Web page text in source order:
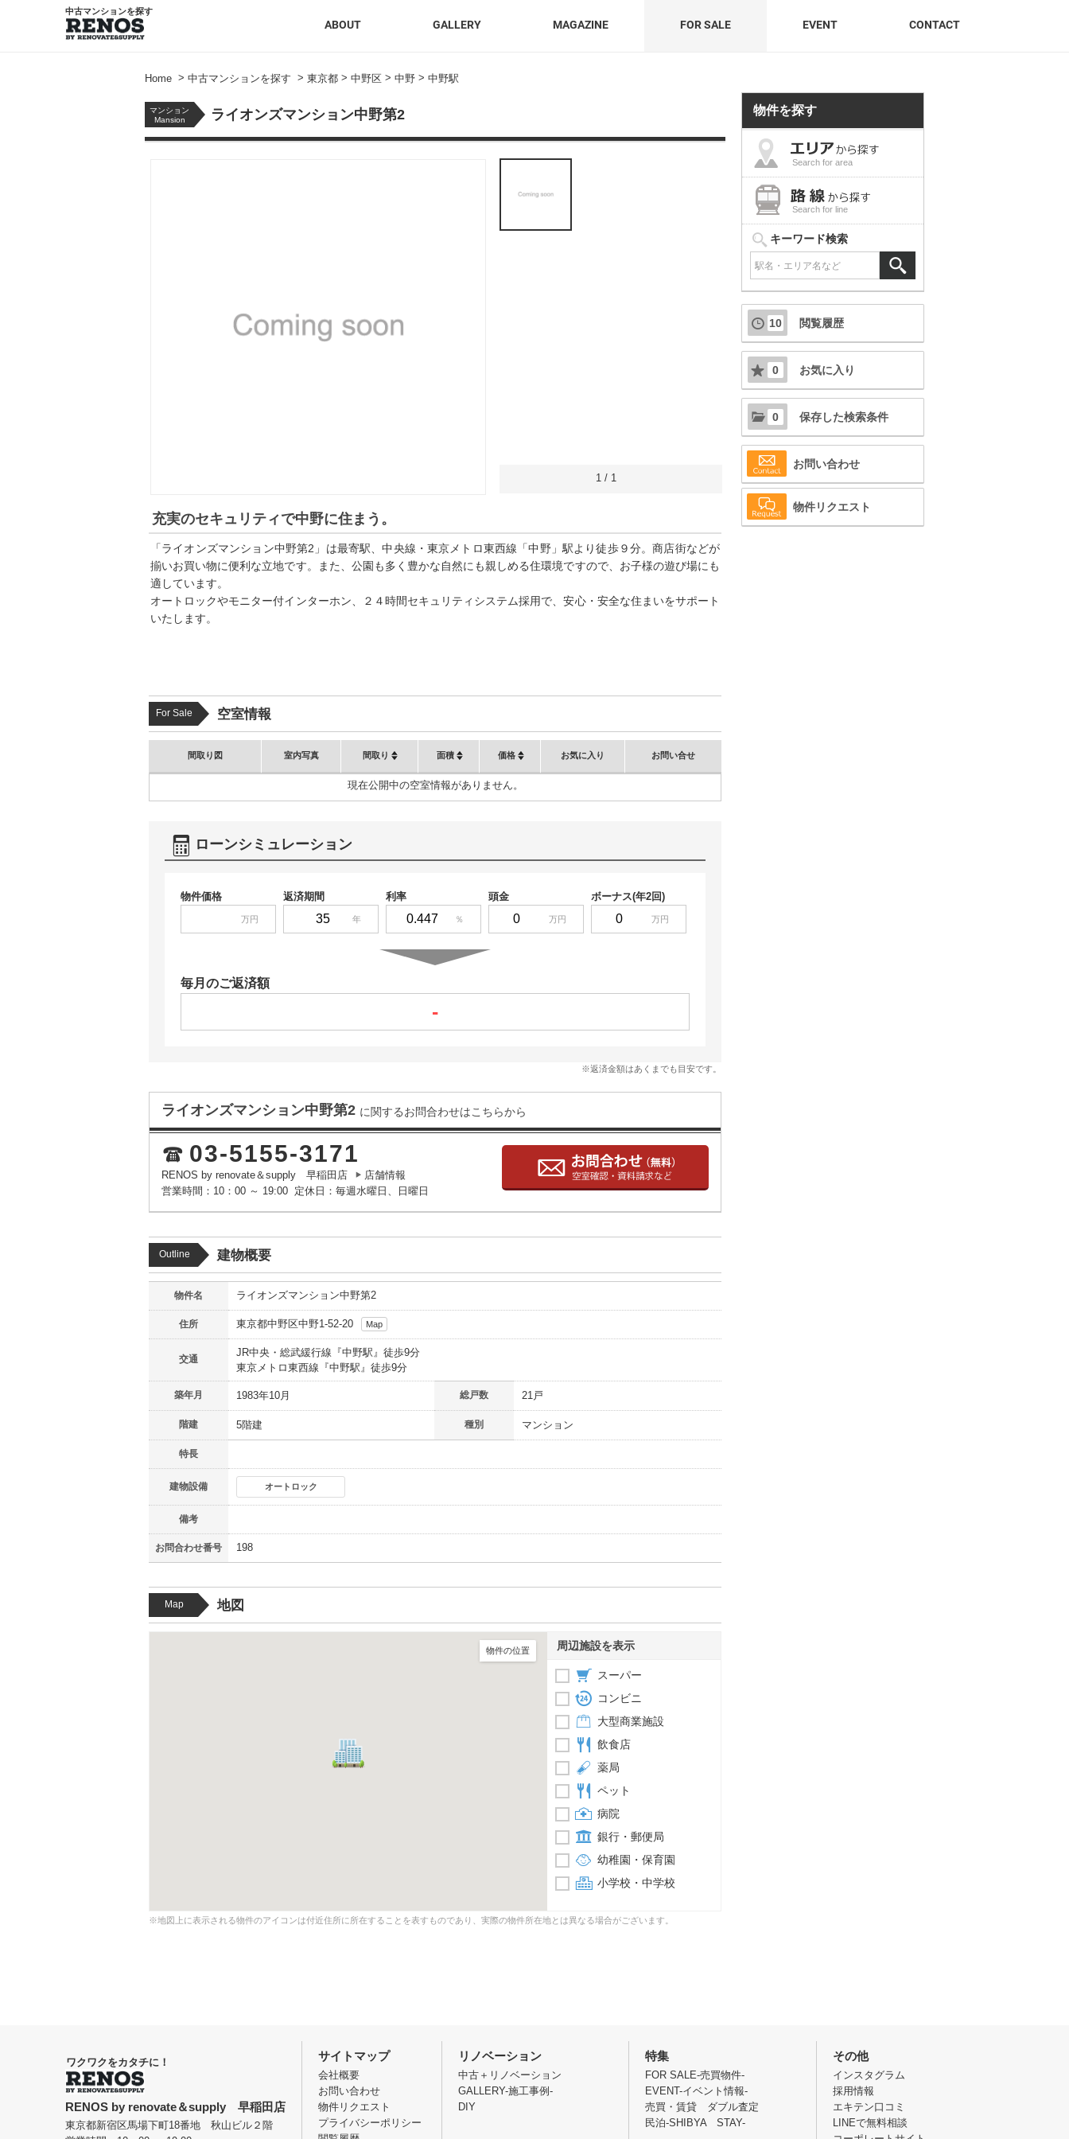
中古マンションを探す
ABOUT GALLERY MAGAZINE FOR SALE EVENT CONTACT
Home > 中古マンションを探す > 東京都 > 中野区 > 中野 > 中野駅
マンション
Mansion
ライオンズマンション中野第2
1/ 1
充実のセキュリティで中野に住まう。
「ライオンズマンション中野第2」は最寄駅、中央線・東京メトロ東西線「中野」駅より徒歩９分。商店街などが
揃いお買い物に便利な立地です。また、公園も多く豊かな自然にも親しめる住環境ですので、お子様の遊び場にも
適しています。
オートロックやモニター付インターホン、２４時間セキュリティシステム採用で、安心・安全な住まいをサポート
いたします。
For Sale 空室情報
間取り図 室内写真 間取り 面積 価格 お気に入り お問い合せ
現在公開中の空室情報がありません。
ローンシミュレーション
物件価格
万円
返済期間
年
利率
％
頭金
万円
ボーナス(年2回)
万円
毎月のご返済額
-
※返済金額はあくまでも目安です。
ライオンズマンション中野第2 に関するお問合わせはこちらから
03-5155-3171
RENOS by renovate＆supply 早稲田店
店舗情報
営業時間：10：00 ～ 19:00 定休日：毎週水曜日、日曜日
Outline 建物概要
物件名 ライオンズマンション中野第2
住所 東京都中野区中野1-52-20 Map
交通
JR中央・総武緩行線 『中野駅』徒歩9分
東京メトロ東西線 『中野駅』徒歩9分
築年月 1983年10月 総戸数 21戸
階建 5階建 種別 マンション
特長
建物設備 オートロック
備考
お問合わせ番号 198
Map 地図
物件の位置 周辺施設を表示
スーパー
コンビニ
大型商業施設
飲食店
薬局
ペット
病院
銀行・郵便局
幼稚園・保育園
小学校・中学校
※地図上に表示される物件のアイコンは付近住所に所在することを表すものであり、実際の物件所在地とは異なる場合がございます。
物件を探す
Search for area
Search for line
キーワード検索
10 閲覧履歴
0 お気に入り
0 保存した検索条件
お問い合わせ
物件リクエスト
ワクワクをカタチに！
RENOS by renovate＆supply 早稲田店
東京都新宿区馬場下町18番地 秋山ビル２階
サイトマップ
会社概要
お問い合わせ
物件リクエスト
プライバシーポリシー
リノベーション
中古＋リノベーション
GALLERY-施工事例-
DIY
特集
FOR SALE-売買物件-
EVENT-イベント情報-
売買・賃貸 ダブル査定
民泊-SHIBYA STAY-
その他
インスタグラム
採用情報
エキテン口コミ
LINEで無料相談